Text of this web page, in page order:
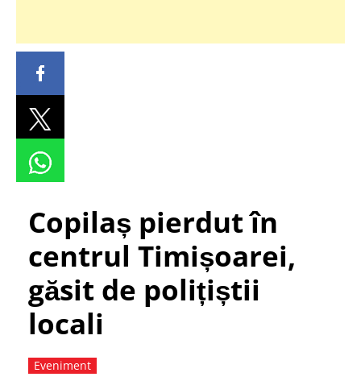
Copilaș pierdut în
centrul Timișoarei,
găsit de polițiștii
locali
Eveniment